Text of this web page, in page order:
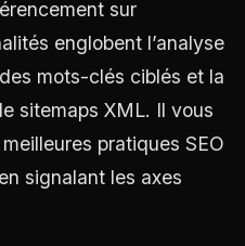
sur
englobent l’analyse
mots-clés ciblés et la
sitemaps XML. Il vous
pratiques SEO
signalant les axes